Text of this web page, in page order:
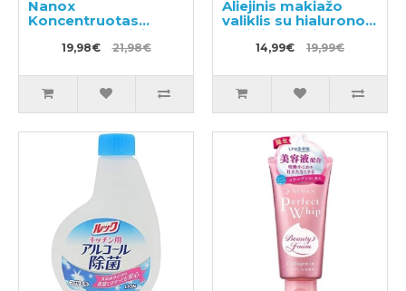
Nanox
Koncentruotas
skystas skalbinių
ploviklis, pompinis
užpildas 350g
19,98€ 21,98€
Aliejinis makiažo
valiklis su hialurono
rūgštimi užpildas
180ml14,99€ 19,99€